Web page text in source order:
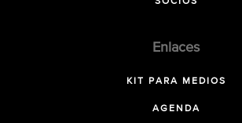
Enlaces
KIT PARA MEDIOS
AGENDA